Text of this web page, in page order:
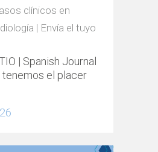
clínicos en
| Envía el tuyo
| Spanish Journal
el placer